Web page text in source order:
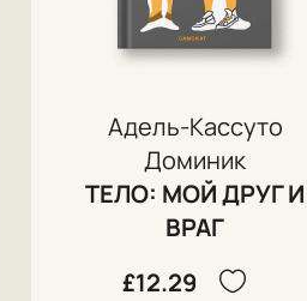
Адель-Кассуто
Доминик
ТЕЛО: МОЙ ДРУГ И
ВРАГ
£12.29